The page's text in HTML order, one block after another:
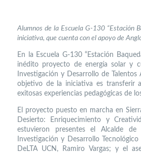
Alumnos de la Escuela G-130 “Estación
iniciativa, que cuenta con el apoyo de
En la Escuela G-130 “Estación
inédito proyecto de energía solar y
Investigación y Desarrollo de Talentos
objetivo de la iniciativa es transferir
exitosas experiencias pedagógicas de
El proyecto puesto en marcha en
Desierto: Enriquecimiento y
estuvieron presentes el Alcalde
Investigación y Desarrollo
DeLTA UCN, Ramiro Vargas; y el